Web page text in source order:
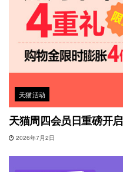
天猫活动
天猫周四会员日重磅开启
2026年7月2日